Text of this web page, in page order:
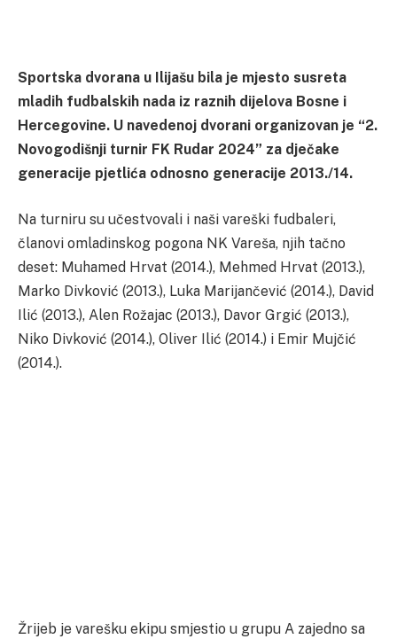
Sportska dvorana u Ilijašu bila je mjesto susreta
mladih fudbalskih nada iz raznih dijelova Bosne i
Hercegovine. U navedenoj dvorani organizovan je “2.
Novogodišnji turnir FK Rudar 2024” za dječake
generacije pjetlića odnosno generacije 2013./14.
Na turniru su učestvovali i naši vareški fudbaleri,
članovi omladinskog pogona NK Vareša, njih tačno
deset: Muhamed Hrvat (2014.), Mehmed Hrvat (2013.),
Marko Divković (2013.), Luka Marijančević (2014.), David
Ilić (2013.), Alen Rožajac (2013.), Davor Grgić (2013.),
Niko Divković (2014.), Oliver Ilić (2014.) i Emir Mujčić
(2014.).
Žrijeb je varešku ekipu smjestio u grupu A zajedno sa